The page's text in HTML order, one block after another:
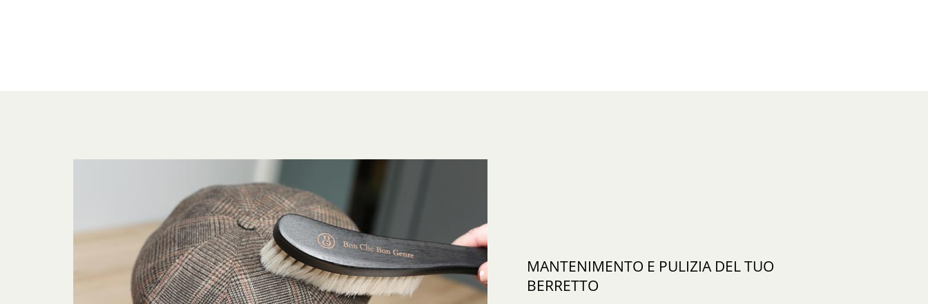
MANTENIMENTO E PULIZIA DEL TUO
BERRETTO